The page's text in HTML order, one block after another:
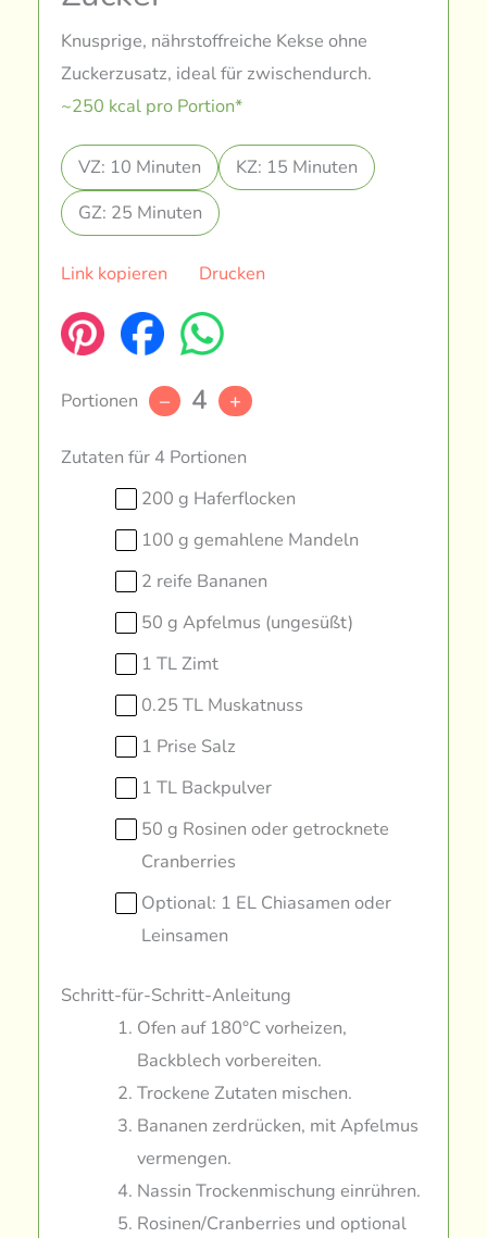
Knusprige, nährstoffreiche Kekse ohne
Zuckerzusatz, ideal für zwischendurch.
~250 kcal pro Portion*
VZ: 10 Minuten
KZ: 15 Minuten
GZ: 25 Minuten
Link kopieren Drucken
Portionen – 4 +
Zutaten für 4 Portionen
200 g Haferflocken
100 g gemahlene Mandeln
2 reife Bananen
50 g Apfelmus (ungesüßt)
1 TL Zimt
0.25 TL Muskatnuss
1 Prise Salz
1 TL Backpulver
50 g Rosinen oder getrocknete
Cranberries
Optional: 1 EL Chiasamen oder
Leinsamen
Schritt-für-Schritt-Anleitung
Ofen auf 180°C vorheizen,
Backblech vorbereiten.
Trockene Zutaten mischen.
Bananen zerdrücken, mit Apfelmus
vermengen.
Nassin Trockenmischung einrühren.
Rosinen/Cranberries und optional